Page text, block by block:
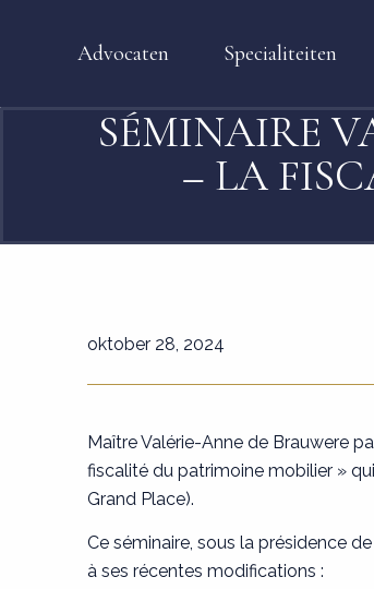
Advocaten Specialiteiten
SÉMINAIRE
– LA
oktober 28, 2024
Maître Valérie-Anne de Brauwere
fiscalité du patrimoine mobilier »
Grand Place).
Ce séminaire, sous la présidence de
à ses récentes modifications :